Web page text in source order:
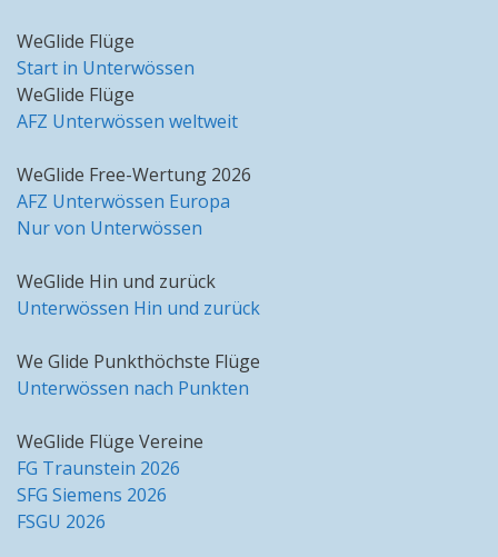
WeGlide Flüge
Start in Unterwössen
WeGlide Flüge
AFZ Unterwössen weltweit
WeGlide Free-Wertung 2026
AFZ Unterwössen Europa
Nur von Unterwössen
WeGlide Hin und zurück
Unterwössen Hin und zurück
We Glide Punkthöchste Flüge
Unterwössen nach Punkten
WeGlide Flüge Vereine
FG Traunstein 2026
SFG Siemens 2026
FSGU 2026